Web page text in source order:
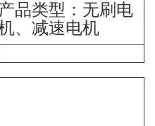
司
产品类型：无刷 电
、减速电机